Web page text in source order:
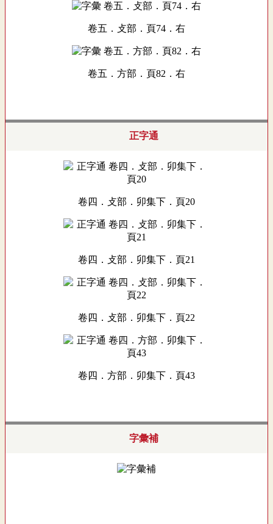
卷五．攴部．頁74．右
卷五．方部．頁82．右
正字通
卷四．攴部．卯集下．頁20
卷四．攴部．卯集下．頁21
卷四．攴部．卯集下．頁22
卷四．方部．卯集下．頁43
字彙補